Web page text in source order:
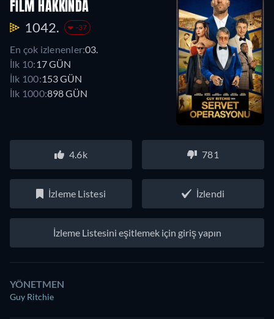
FILM HAKKINDA
1042. -37
En çok izlenenler:03.
İlk 10: 17 GÜN
İlk 100:153 GÜN
İlk 1000:898 GÜN
4.6k 781
İzleme Listesi İzlendi
İzleme Listesini eşitlemek için giriş yapın
YÖNETMEN
Guy Ritchie